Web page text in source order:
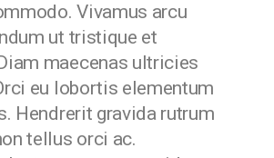
Vivamus arcu
ut tristique et
maecenas ultricies
eu lobortis elementum
Hendrerit gravida rutrum
tellus orci ac.